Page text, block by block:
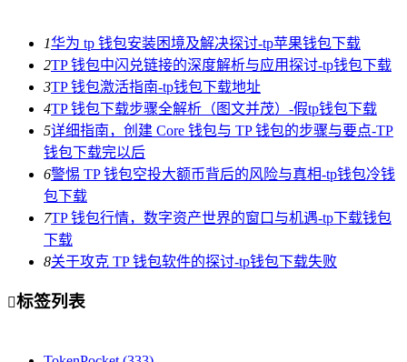
1华为 tp 钱包安装困境及解决探讨-tp苹果钱包下载
2TP 钱包中闪兑链接的深度解析与应用探讨-tp钱包下载
3TP 钱包激活指南-tp钱包下载地址
4TP 钱包下载步骤全解析（图文并茂）-假tp钱包下载
5详细指南，创建 Core 钱包与 TP 钱包的步骤与要点-TP
钱包下载完以后
6警惕 TP 钱包空投大额币背后的风险与真相-tp钱包冷钱
包下载
7TP 钱包行情，数字资产世界的窗口与机遇-tp下载钱包
下载
8关于攻克 TP 钱包软件的探讨-tp钱包下载失败
标签列表